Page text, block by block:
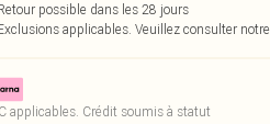
possible dans les 28 jours
applicables. Veuillez consulter notre
applicables. Crédit soumis à statut